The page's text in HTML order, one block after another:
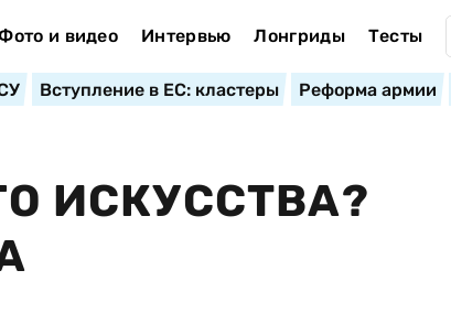
и видео Интервью Лонгриды Тесты
Вступление в ЕС: кластеры Реформа армии
ИСКУССТВА?